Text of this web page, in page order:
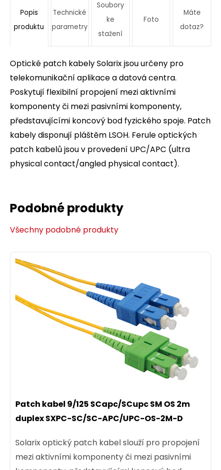
Popis
produktu
Technické
parametry
Soubory
ke
stažení
Foto
Máte
dotaz?
Optické patch kabely Solarix jsou určeny pro
telekomunikační aplikace a datová centra.
Poskytují flexibilní propojení mezi aktivními
komponenty či mezi pasivními komponenty,
představujícími koncový bod fyzického spoje. Patch
kabely disponují pláštěm LSOH. Ferule optických
patch kabelů jsou v provedení UPC/APC (ultra
physical contact/angled physical contact).
Podobné produkty
Všechny podobné produkty
Patch kabel 9/125 SCapc/SCupc SM OS 2m
duplex SXPC-SC/SC-APC/UPC-OS-2M-D
Solarix optický patch kabel slouží pro propojení
mezi aktivními komponenty či mezi pasivními